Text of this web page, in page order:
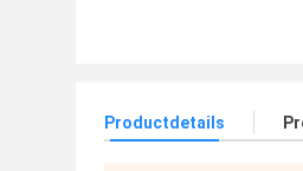
Productdetails